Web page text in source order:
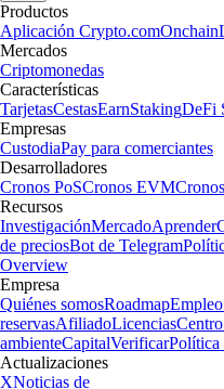
Productos
Aplicación Crypto.comOnchain
Mercados
Criptomonedas
Características
TarjetasCestasEarnStakingDeFi
Empresas
CustodiaPay para comerciantes
Desarrolladores
Cronos PoSCronos EVM
Recursos
InvestigaciónMercadoAprender
de preciosBot de Telegram
Overview
Empresa
Quiénes somosRoadmapEmpleo
reservasAfiliadoLicencias
ambienteCapitalVerificarPolítica
Actualizaciones
XNoticias de